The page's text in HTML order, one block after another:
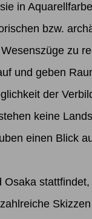
in
bzw.
zu
und geben
der
keine
einen Blick